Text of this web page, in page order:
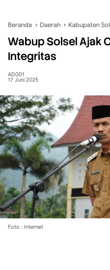
Beranda Daerah Kabupaten
Wabup Solsel Ajak
Integritas
AD001
17 Juni 2025
Foto : Internet